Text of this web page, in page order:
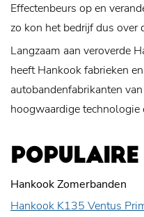
Effectenbeurs op en
zo kon het bedrijf dus over
Langzaam aan veroverde
heeft Hankook fabrieken
autobandenfabrikanten
hoogwaardige technologie
Hankook Zomerbanden
Hankook K135 Ventus